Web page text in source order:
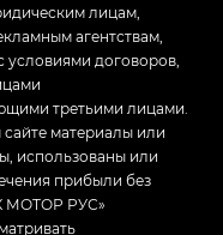
лицам,
агентствам,
условиями договоров,
третьими лицами.
материалы или
использованы или
прибыли без
МОТОР РУС»